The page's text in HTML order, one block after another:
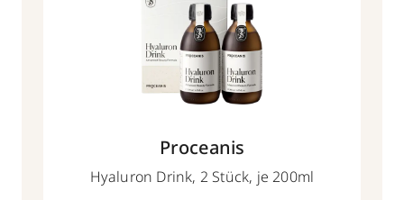
Proceanis
Hyaluron Drink, 2 Stück, je 200ml